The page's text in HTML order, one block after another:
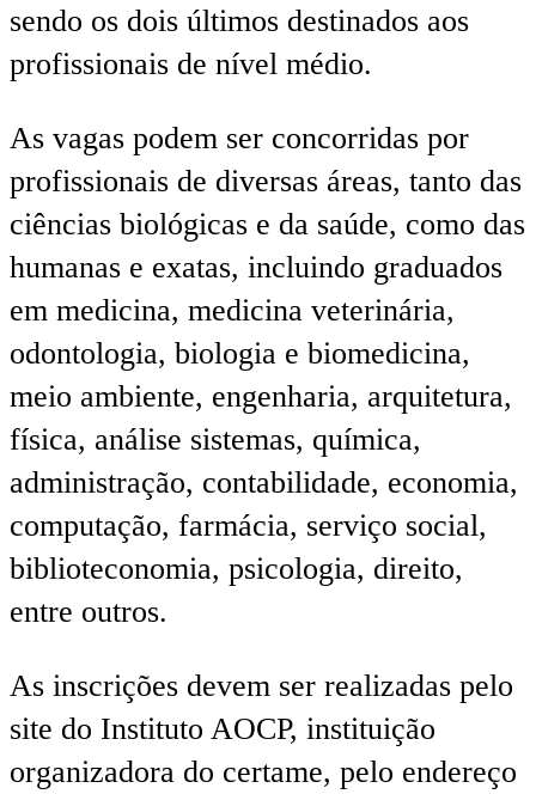
sendo os dois últimos destinados aos
profissionais de nível médio.
As vagas podem ser concorridas por
profissionais de diversas áreas, tanto das
ciências biológicas e da saúde, como das
humanas e exatas, incluindo graduados
em medicina, medicina veterinária,
odontologia, biologia e biomedicina,
meio ambiente, engenharia, arquitetura,
física, análise sistemas, química,
administração, contabilidade, economia,
computação, farmácia, serviço social,
biblioteconomia, psicologia, direito,
entre outros.
As inscrições devem ser realizadas pelo
site do Instituto AOCP, instituição
organizadora do certame, pelo endereço